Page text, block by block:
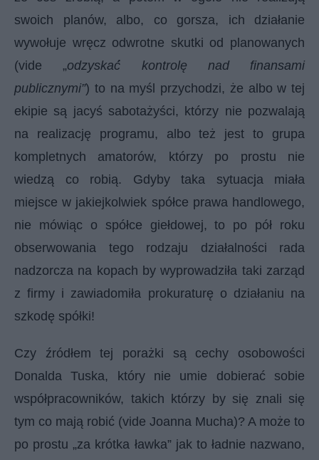
swoich planów, albo, co gorsza, ich działanie
wywołuje wręcz odwrotne skutki od planowanych
(vide „odzyskać́ kontrolę nad finansami
publicznymi”) to na myśl przychodzi, że albo w tej
ekipie są jacyś sabotażyści, którzy nie pozwalają
na realizację programu, albo też jest to grupa
kompletnych amatorów, którzy po prostu nie
wiedzą co robią. Gdyby taka sytuacja miała
miejsce w jakiejkolwiek spółce prawa handlowego,
nie mówiąc o spółce giełdowej, to po pół roku
obserwowania tego rodzaju działalności rada
nadzorcza na kopach by wyprowadziła taki zarząd
z firmy i zawiadomiła prokuraturę o działaniu na
szkodę spółki!
Czy źródłem tej porażki są cechy osobowości
Donalda Tuska, który nie umie dobierać sobie
współpracowników, takich którzy by się znali się
tym co mają robić (vide Joanna Mucha)? A może to
po prostu „za krótka ławka” jak to ładnie nazwano,